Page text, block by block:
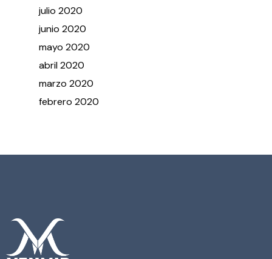
julio2020
junio2020
mayo2020
abril2020
marzo2020
febrero2020